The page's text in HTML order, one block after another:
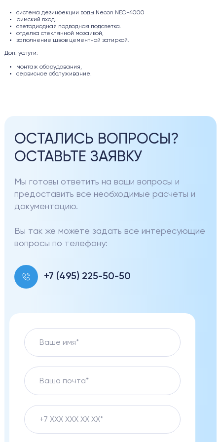
система дезинфекции воды Necon NEC-4000
римский вход.
светодиодная подводная подсветка.
отделка стеклянной мозаикой,
заполнение швов цементной затиркой.
Доп. услуги:
монтаж оборудования,
сервисное обслуживание.
ОСТАЛИСЬ ВОПРОСЫ?
ОСТАВЬТЕ ЗАЯВКУ
Мы готовы ответить на ваши вопросы и
предоставить все необходимые расчеты и
документацию.
Вы так же можете задать все интересующие
вопросы по телефону:
+7 (495) 225-50-50